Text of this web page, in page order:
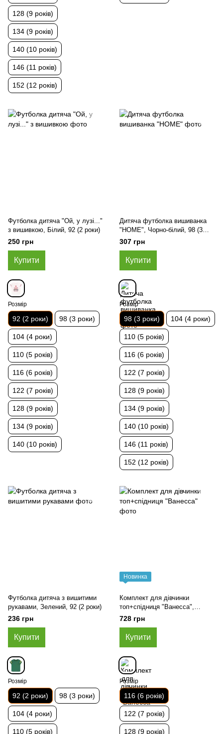
128 (9 років)
134 (9 років)
140 (10 років)
146 (11 років)
152 (12 років)
Футболка дитяча "Ой, у лузі..."
з вишивкою, Білий, 92 (2 роки)
250 грн
Купити
Розмір
92 (2 роки) 98 (3 роки)
104 (4 роки)
110 (5 років)
116 (6 років)
122 (7 років)
128 (9 років)
134 (9 років)
140 (10 років)
Дитяча футболка вишиванка
"HOME", Чорно-білий, 98 (3
роки)
307 грн
Купити
Розмір
98 (3 роки) 104 (4 роки)
110 (5 років)
116 (6 років)
122 (7 років)
128 (9 років)
134 (9 років)
140 (10 років)
146 (11 років)
152 (12 років)
Футболка дитяча з вишитими
рукавами, Зелений, 92 (2 роки)
236 грн
Купити
Розмір
92 (2 роки) 98 (3 роки)
104 (4 роки)
110 (5 років)
Новинка
Комплект для дівчинки
топ+спідниця "Ванесса",
Бежевий, 116 (6 років)
728 грн
Купити
Розмір
116 (6 років)
122 (7 років)
128 (9 років)